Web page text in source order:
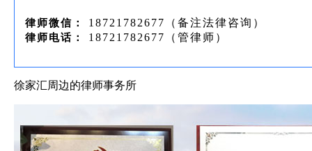
律师微信： 18721782677（备注法律咨询）
律师电话： 18721782677（管律师）
徐家汇周边的律师事务所